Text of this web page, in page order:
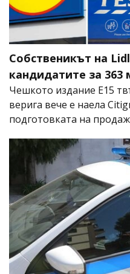
Собственикът на
кандидатите за 363
Чешкото издание E15
верига вече е наела
подготовката на